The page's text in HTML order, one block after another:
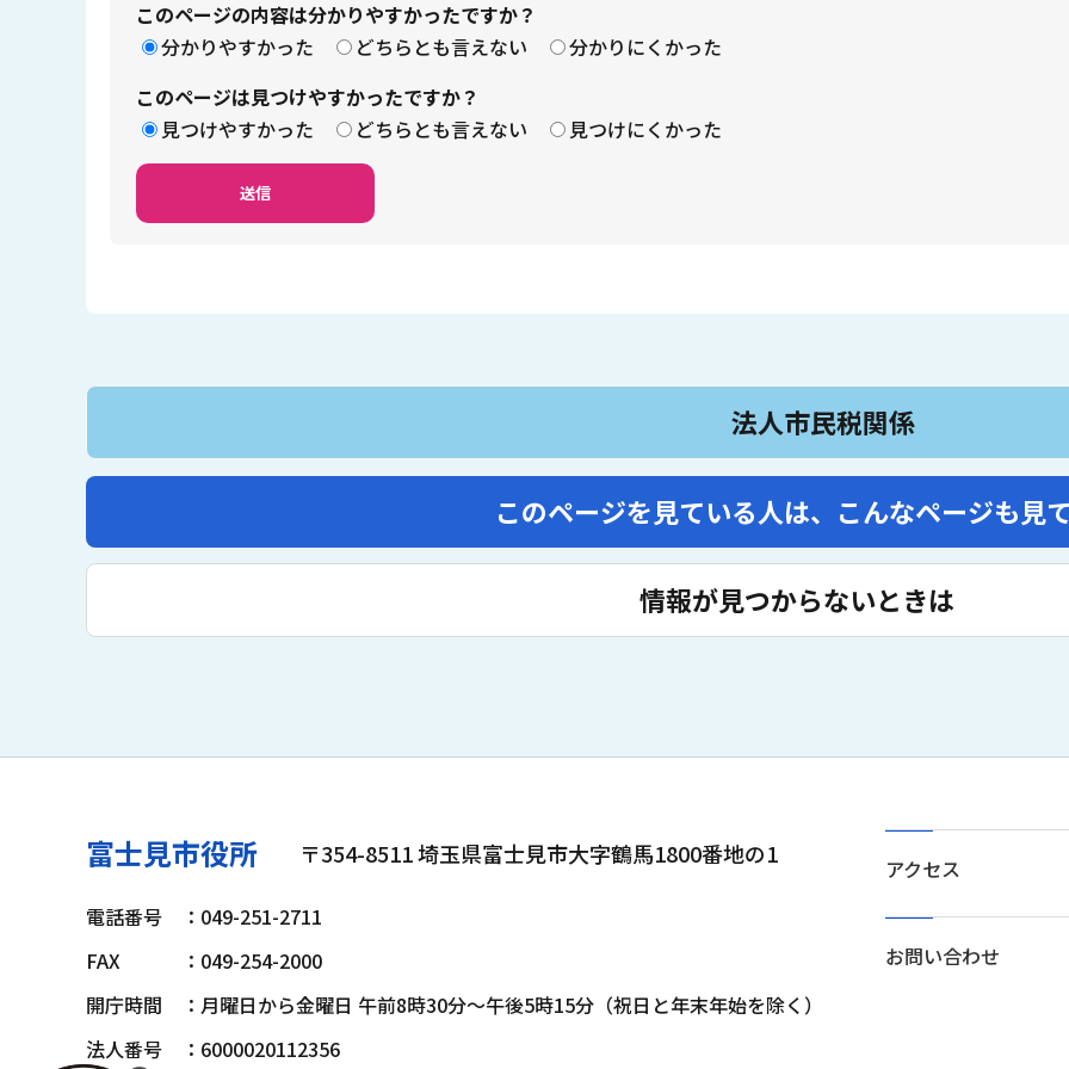
このページの内容は分かりやすかったですか？
分かりやすかった
どちらとも言えない
分かりにくかった
このページは見つけやすかったですか？
見つけやすかった
どちらとも言えない 見つけにくかった
法人市民税関係
このページを見ている人は、 こんなページも見
情報が見つからないときは
富士見市役所 〒354-8511 埼玉県富士見市大字鶴馬1800番地の1
電話番号
：049-251-2711
FAX
：049-254-2000
開庁時間
：月曜日から金曜日 午前8時30分～午後5時15分（祝日と年末年始を除く）
法人番号
：6000020112356
アクセス
お問い合わせ